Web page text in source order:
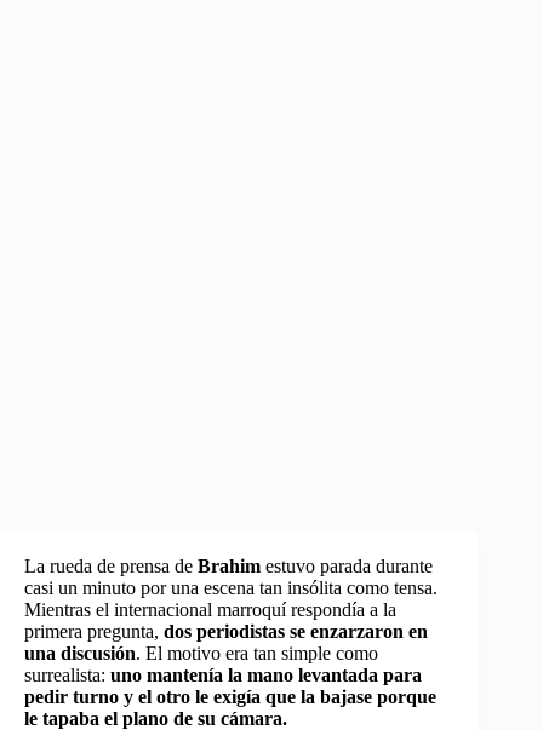
La rueda de prensa de Brahim estuvo parada durante
casi un minuto por una escena tan insólita como tensa.
Mientras el internacional marroquí respondía a la
primera pregunta, dos periodistas se enzarzaron en
una discusión. El motivo era tan simple como
surrealista: uno mantenía la mano levantada para
pedir turno y el otro le exigía que la bajase porque
le tapaba el plano de su cámara.